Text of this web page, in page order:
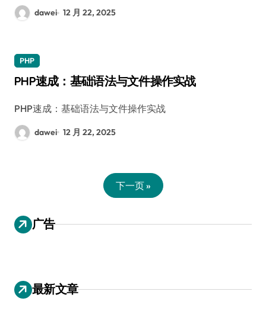
dawei 12 月 22, 2025
PHP
PHP速成：基础语法与文件操作实战
PHP速成：基础语法与文件操作实战
dawei 12 月 22, 2025
下一页 »
广告
最新文章